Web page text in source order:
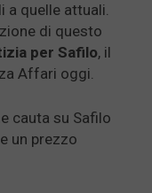
a quelle attuali.
di questo
per Safilo, il
Affari oggi.
cauta su Safilo
un prezzo